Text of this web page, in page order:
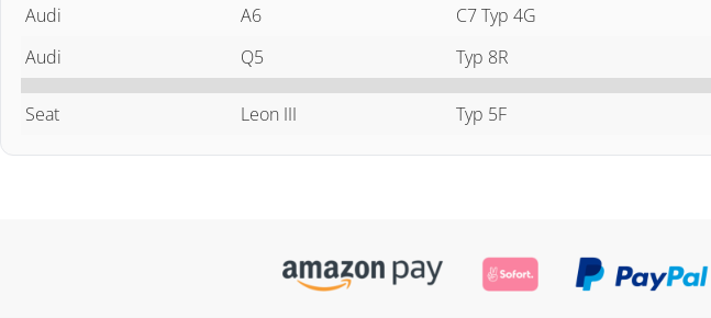
Audi
A6 C7 Typ 4G
Audi
Q5 Typ 8R
Seat Leon III Typ 5F